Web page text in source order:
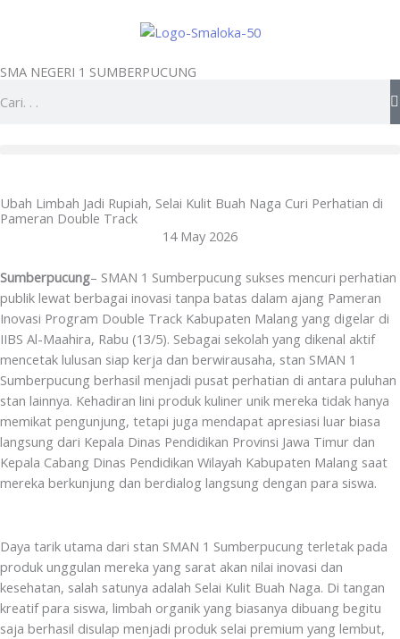
SMA NEGERI 1 SUMBERPUCUNG
Ubah Limbah Jadi Rupiah, Selai Kulit Buah Naga Curi Perhatian di
Pameran Double Track
14 May 2026
Sumberpucung– SMAN 1 Sumberpucung sukses mencuri perhatian
publik lewat berbagai inovasi tanpa batas dalam ajang Pameran
Inovasi Program Double Track Kabupaten Malang yang digelar di
IIBS Al-Maahira, Rabu (13/5). Sebagai sekolah yang dikenal aktif
mencetak lulusan siap kerja dan berwirausaha, stan SMAN 1
Sumberpucung berhasil menjadi pusat perhatian di antara puluhan
stan lainnya. Kehadiran lini produk kuliner unik mereka tidak hanya
memikat pengunjung, tetapi juga mendapat apresiasi luar biasa
langsung dari Kepala Dinas Pendidikan Provinsi Jawa Timur dan
Kepala Cabang Dinas Pendidikan Wilayah Kabupaten Malang saat
mereka berkunjung dan berdialog langsung dengan para siswa.
Daya tarik utama dari stan SMAN 1 Sumberpucung terletak pada
produk unggulan mereka yang sarat akan nilai inovasi dan
kesehatan, salah satunya adalah Selai Kulit Buah Naga. Di tangan
kreatif para siswa, limbah organik yang biasanya dibuang begitu
saja berhasil disulap menjadi produk selai premium yang lembut,